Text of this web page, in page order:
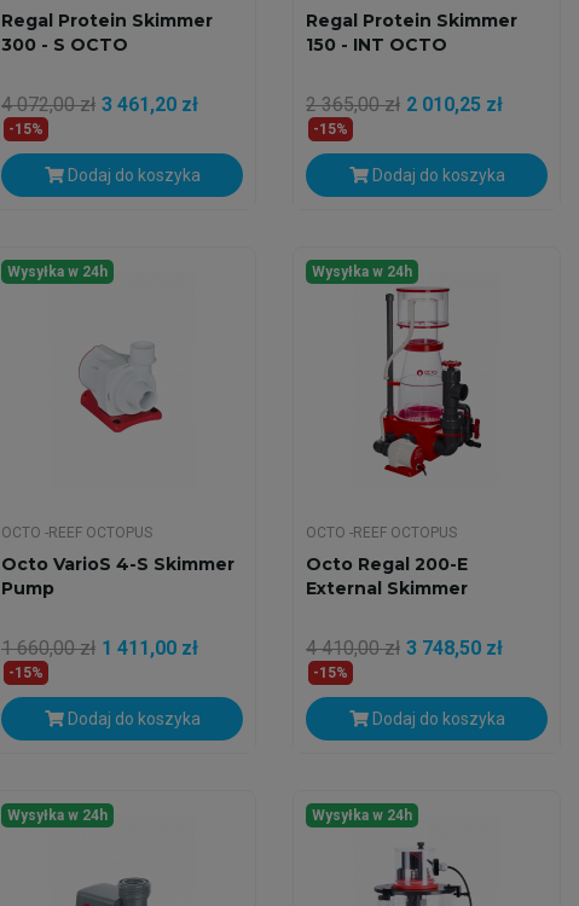
Regal Protein Skimmer
300 - S OCTO
4 072,00 zł 3 461,20 zł
-15%
Dodaj do koszyka
Regal Protein Skimmer
150 - INT OCTO
2 365,00 zł 2 010,25 zł
-15%
Dodaj do koszyka
Wysyłka w 24h
OCTO -REEF OCTOPUS
Octo VarioS 4-S Skimmer
Pump
1 660,00 zł 1 411,00 zł
-15%
Dodaj do koszyka
Wysyłka w 24h
OCTO -REEF OCTOPUS
Octo Regal 200-E
External Skimmer
4 410,00 zł 3 748,50 zł
-15%
Dodaj do koszyka
Wysyłka w 24h Wysyłka w 24h